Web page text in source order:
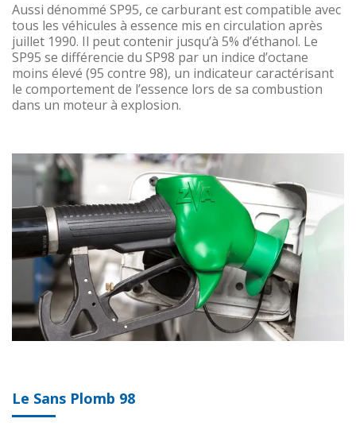
Aussi dénommé SP95, ce carburant est compatible avec
tous les véhicules à essence mis en circulation après
juillet 1990. Il peut contenir jusqu’à 5% d’éthanol. Le
SP95 se différencie du SP98 par un indice d’octane
moins élevé (95 contre 98), un indicateur caractérisant
le comportement de l’essence lors de sa combustion
dans un moteur à explosion.
Le Sans Plomb 98